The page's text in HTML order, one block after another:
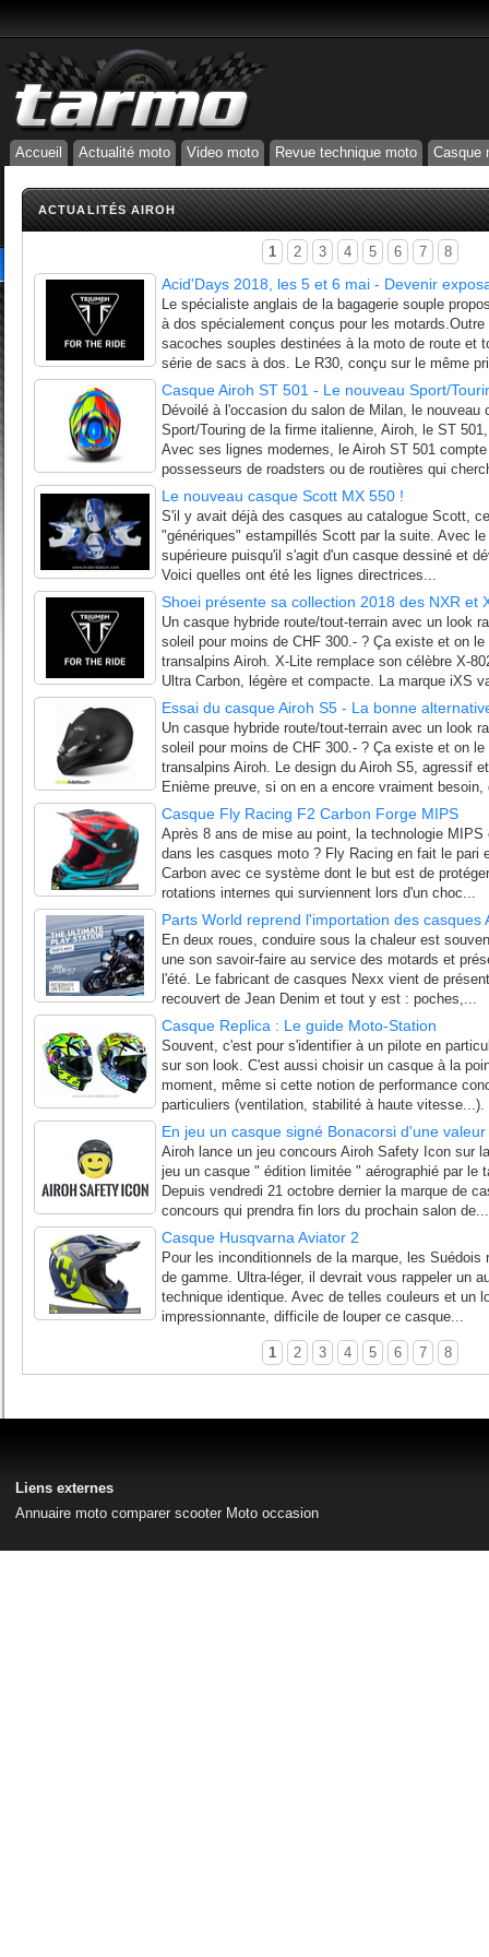
Accueil Actualité moto Video moto Revue technique moto Casque
ACTUALITÉS AIROH
1 2 3 4 5 6 7 8
Acid'Days 2018, les 5 et 6 mai - Devenir
Le spécialiste anglais de la bagagerie souple
à dos spécialement conçus pour les
sacoches souples destinées à la moto de route et
série de sacs à dos. Le R30, conçu sur le même
Casque Airoh ST 501 - Le nouveau Sport/
Dévoilé à l'occasion du salon de Milan, le nouveau
Sport/Touring de la firme italienne, Airoh, le ST
Avec ses lignes modernes, le Airoh ST 501
possesseurs de roadsters ou de routières qui
Le nouveau casque Scott MX 550 !
S'il y avait déjà des casques au catalogue Scott,
"génériques" estampillés Scott par la suite. Avec
supérieure puisqu'il s'agit d'un casque dessiné et
Voici quelles ont été les lignes directrices...
Shoei présente sa collection 2018 des NXR et
Un casque hybride route/tout-terrain avec un look
soleil pour moins de CHF 300.- ? Ça existe et on
transalpins Airoh. X-Lite remplace son célèbre X-
Ultra Carbon, légère et compacte. La marque iXS
Essai du casque Airoh S5 - La bonne
Un casque hybride route/tout-terrain avec un look
soleil pour moins de CHF 300.- ? Ça existe et on
transalpins Airoh. Le design du Airoh S5, agressif
Enième preuve, si on en a encore vraiment besoin,
Casque Fly Racing F2 Carbon Forge MIPS
Après 8 ans de mise au point, la technologie MIPS
dans les casques moto ? Fly Racing en fait le pari
Carbon avec ce système dont le but est de
rotations internes qui surviennent lors d'un choc...
Parts World reprend l'importation des casques
En deux roues, conduire sous la chaleur est
une son savoir-faire au service des motards et
l'été. Le fabricant de casques Nexx vient de
recouvert de Jean Denim et tout y est : poches,...
Casque Replica : Le guide Moto-Station
Souvent, c'est pour s'identifier à un pilote en
sur son look. C'est aussi choisir un casque à la
moment, même si cette notion de performance
particuliers (ventilation, stabilité à haute vitesse...).
En jeu un casque signé Bonacorsi d'une
Airoh lance un jeu concours Airoh Safety Icon sur
jeu un casque " édition limitée " aérographié par le
Depuis vendredi 21 octobre dernier la marque de
concours qui prendra fin lors du prochain salon de...
Casque Husqvarna Aviator 2
Pour les inconditionnels de la marque, les Suédois
de gamme. Ultra-léger, il devrait vous rappeler un
technique identique. Avec de telles couleurs et un
impressionnante, difficile de louper ce casque...
1 2 3 4 5 6 7 8
Liens externes
Annuaire moto comparer scooter Moto occasion